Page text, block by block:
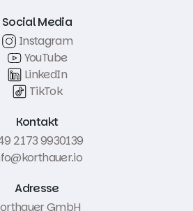
Social Media
Instagram
YouTube
LinkedIn
TikTok
Kontakt
2173 9930139
Adresse
GmbH